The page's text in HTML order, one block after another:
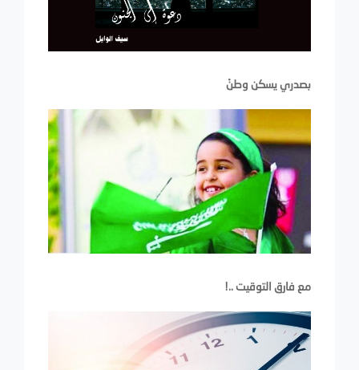
بصدري يسكن وطنْ
مع فارق التوقيت ..!